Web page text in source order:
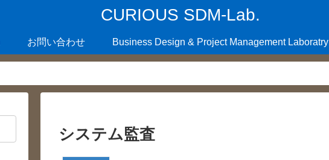
CURIOUS SDM-Lab.
お問い合わせ Business Design & Project Management Laboratry
システム監査